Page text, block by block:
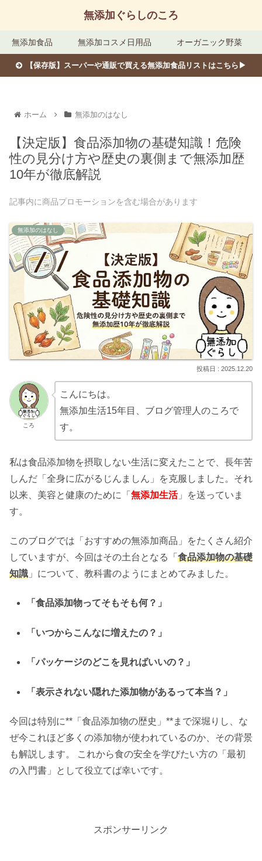
無添加ぐらしのころ
無添加食品 無添加コスメ日用品 オーガニック野菜
【保存版】スーパーや通販で買える無添加食品リストはこちら▶︎
ホーム 無添加のはなし
【決定版】食品添加物の基礎知識！危険
性の見分け方や歴史の裏側まで無添加歴
10年が徹底解説
記事内に商品プロモーションを含む場合があります
無添加のはなし
2025.12.20
ころ
こんにちは。
無添加生活15年目、ブログ管理人のころで
す。
私は食品添加物を摂取しない生活に変えたことで、長年苦
しんだ「全身に広がるじんましん」を克服しました。それ
以来、美容と健康のために「 無添加生活」を送っていま
す。
このブログでは「おすすめの無添加商品」をたくさん紹介
していますが、今回はその土台となる「 食品添加物の基礎
知識 」について、教科書のようにまとめてみました。
「食品添加物ってそもそも何？」
「いつからこんなに増えたの？」
「パッケージのどこを見ればいいの？」
「表示されない隠れた添加物があるって本当？」
今回は特別に**「食品添加物の歴史」**まで深堀りし、な
ぜ今これほど多くの添加物が使われているのか、その背景
も解説します。 これから食の安全を学びたい方の「最初
の入門書」として役立てば幸いです。
スポンサーリンク